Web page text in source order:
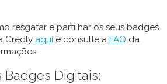
resgatar e partilhar os seus badges
Credly aqui e consulte a FAQ da
Digitais: